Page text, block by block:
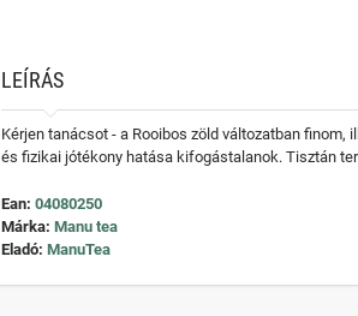
LEÍRÁS
Kérjen tanácsot - a Rooibos zöld változatban
és fizikai jótékony hatása kifogástalanok. Tisztán
Ean: 04080250
Márka: Manu tea
Eladó: ManuTea